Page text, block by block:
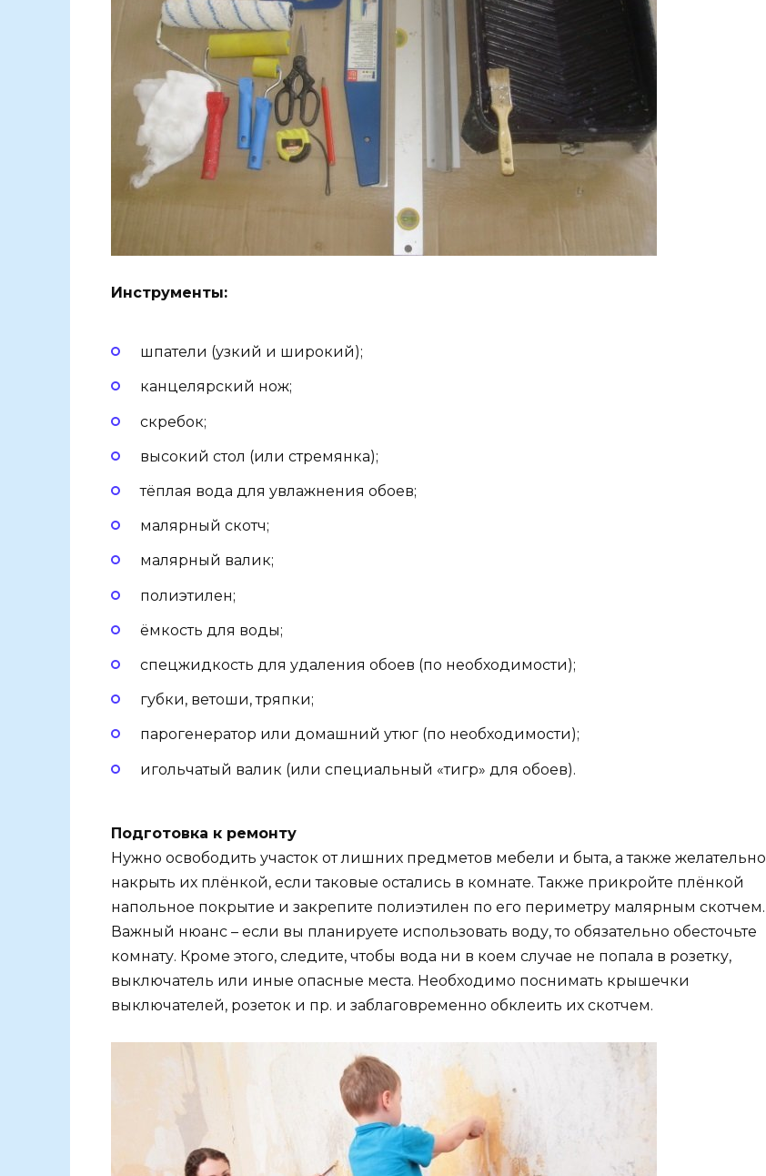
Инструменты:
шпатели (узкий и широкий);
канцелярский нож;
скребок;
высокий стол (или стремянка);
тёплая вода для увлажнения обоев;
малярный скотч;
малярный валик;
полиэтилен;
ёмкость для воды;
спецжидкость для удаления обоев (по необходимости);
губки, ветоши, тряпки;
парогенератор или домашний утюг (по необходимости);
игольчатый валик (или специальный «тигр» для обоев).
Подготовка к ремонту
Нужно освободить участок от лишних предметов мебели и быта, а также желательно
накрыть их плёнкой, если таковые остались в комнате. Также прикройте плёнкой
напольное покрытие и закрепите полиэтилен по его периметру малярным скотчем.
Важный нюанс – если вы планируете использовать воду, то обязательно обесточьте
комнату. Кроме этого, следите, чтобы вода ни в коем случае не попала в розетку,
выключатель или иные опасные места. Необходимо поснимать крышечки
выключателей, розеток и пр. и заблаговременно обклеить их скотчем.